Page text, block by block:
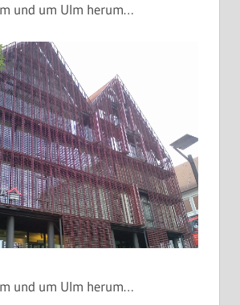
und um Ulm herum…
und um Ulm herum…